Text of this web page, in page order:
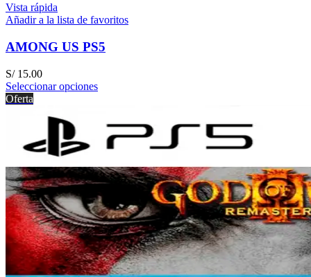
Vista rápida
Añadir a la lista de favoritos
AMONG US PS5
S/15.00
Seleccionar opciones
Oferta